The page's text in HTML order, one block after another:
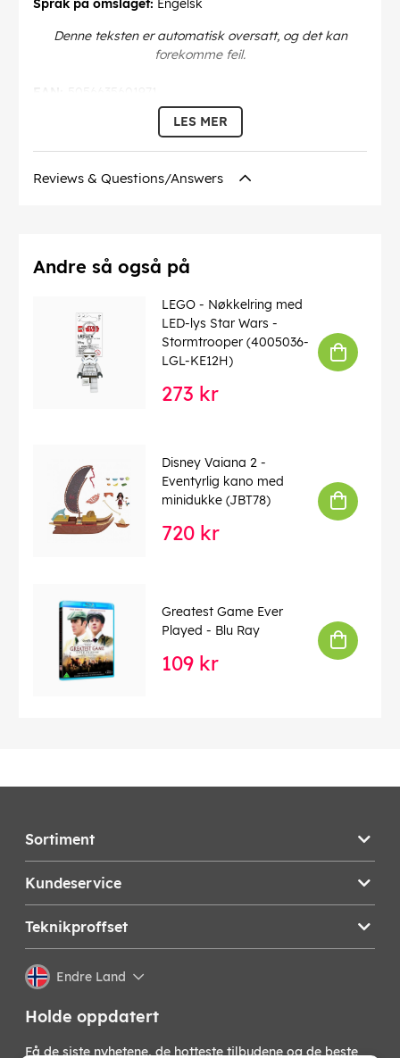
Språk på omslaget: Engelsk
Denne teksten er automatisk oversatt, og det kan
forekomme feil.
LES MER
Reviews & Questions/Answers
Andre så også på
LEGO - Nøkkelring med
LED-lys Star Wars -
Stormtrooper (4005036-
LGL-KE12H)
273 kr
Disney Vaiana 2 -
Eventyrlig kano med
minidukke (JBT78)
720 kr
Greatest Game Ever
Played - Blu Ray
109 kr
Sortiment
Kundeservice
Teknikproffset
Endre Land
Holde oppdatert
Få de siste nyhetene, de hotteste tilbudene og de beste